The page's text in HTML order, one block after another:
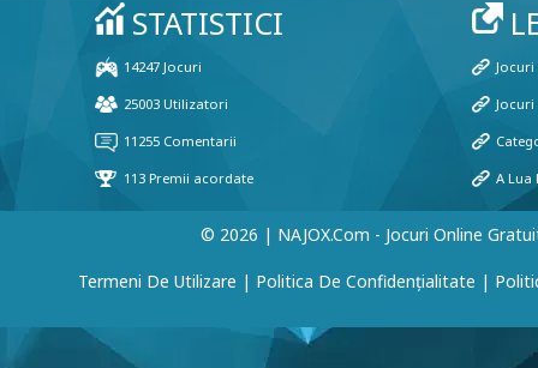
© 2026 | NAJOX.com - Jocuri Online
Termeni De Utilizare | Politica De Confidențialitate |